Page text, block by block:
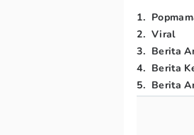
1.
2. Viral
3. Berita
4. Berita
5. Berita